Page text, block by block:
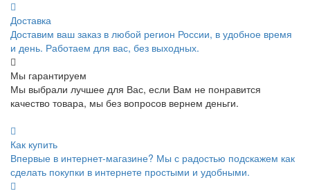
Доставка
Доставим ваш заказ в любой регион России, в удобное время
и день. Работаем для вас, без выходных.
Мы гарантируем
Мы выбрали лучшее для Вас, если Вам не понравится
качество товара, мы без вопросов вернем деньги.
Как купить
Впервые в интернет-магазине? Мы с радостью подскажем как
сделать покупки в интернете простыми и удобными.